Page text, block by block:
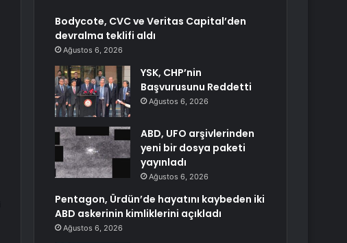
Bodycote, CVC ve Veritas Capital’den
devralma teklifi aldı
Ağustos 6, 2026
YSK, CHP’nin
Başvurusunu Reddetti
Ağustos 6, 2026
ABD, UFO arşivlerinden
yeni bir dosya paketi
yayınladı
Ağustos 6, 2026
Pentagon, Ürdün’de hayatını kaybeden iki
ABD askerinin kimliklerini açıkladı
Ağustos 6, 2026